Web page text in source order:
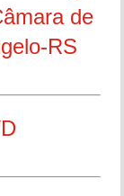
de
RS